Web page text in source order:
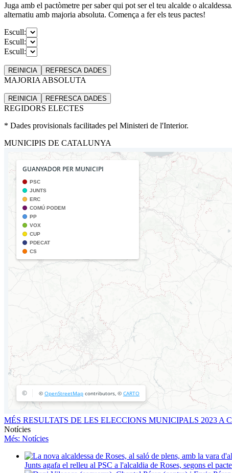
Juga amb el pactòmetre per saber qui pot ser el teu alcalde o
alternatiu amb majoria absoluta. Comença a fer els teus pactes!
Escull:
Escull:
Escull:
REINICIA REFRESCA DADES
MAJORIA ABSOLUTA
REINICIA REFRESCA DADES
REGIDORS ELECTES
* Dades provisionals facilitades pel Ministeri de l'Interior.
MUNICIPIS DE CATALUNYA
MÉS RESULTATS DE LES ELECCIONS MUNICIPALS 2023 A
Notícies
Més: Notícies
Junts agafa el relleu al PSC a l'alcaldia de Roses, segons el